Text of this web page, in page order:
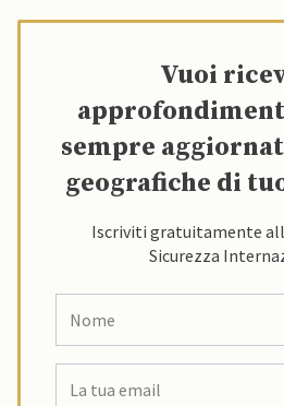
Vuoi
sempre
geografiche di
Iscriviti gratuitamente
Sicurezza